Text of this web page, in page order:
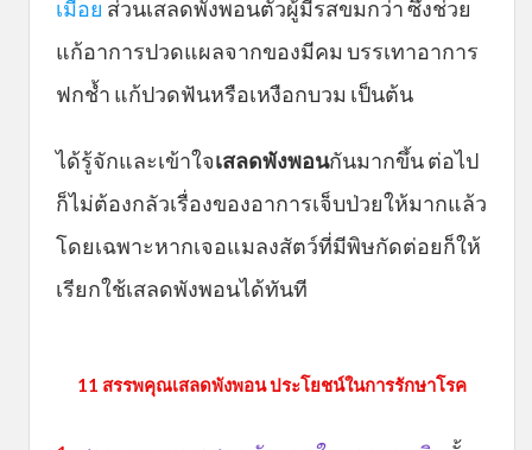
เมื่อย ส่วนเสลดพังพอนตัวผู้มีรสขมกว่า ซึ่งช่วย
แก้อาการปวดแผลจากของมีคม บรรเทาอาการ
ฟกช้ำ แก้ปวดฟันหรือเหงือกบวม เป็นต้น
ได้รู้จักและเข้าใจเสลดพังพอนกันมากขึ้น ต่อไป
ก็ไม่ต้องกลัวเรื่องของอาการเจ็บป่วยให้มากแล้ว
โดยเฉพาะหากเจอแมลงสัตว์ที่มีพิษกัดต่อยก็ให้
เรียกใช้เสลดพังพอนได้ทันที
11 สรรพคุณเสลดพังพอน ประโยชน์ในการรักษาโรค